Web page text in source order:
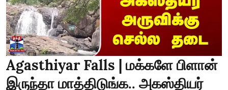
Agasthiyar Falls | மக்களே பிளான்
இருந்தா மாத்திடுங்க.. அகஸ்தியர்